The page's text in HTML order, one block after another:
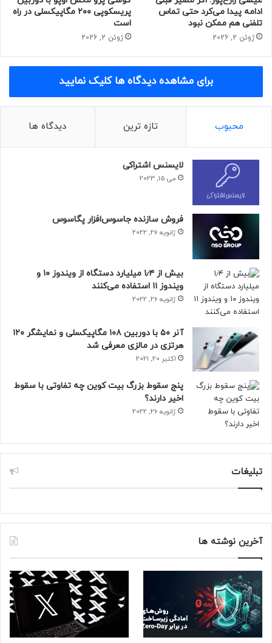
می‌رود گلکسی تب ای ۸ در ماه ژانویه یا فوریه ۲۰۲۲ (دی تا اسفند
۱۴۰۰) رونمایی شود.
ای ۸ و طراحی آن چیست؟
ادامه پیدا می‌کرد حتی تماس
تلفنی هم ممکن نبود
ژوئن 2, 2026
پریسکوپی ۲۰۰ مگاپیکسلی در راه
است
ژوئن 2, 2026
برای مشاهده دیدگاه ها کلیک نمایید
محبوب تازه ترین دیدگاه ها
لایسنس اشتراکی
می 15, 2023
فروش سازنده جاسوس‌افزار پگاسوس
ژانویه 26, 2022
بیش از ۱٫۴ میلیارد دستگاه از ویندوز ۱۰ و
ویندوز ۱۱ استفاده می‌کنند
ژانویه 26, 2022
آنر ۵۰ با دوربین ۱۰۸ مگاپیکسلی و نمایشگر ۱۲۰
هرتزی در مالزی معرفی شد
اکتبر 20, 2021
پنج سقوط بزرگ بیت کوین چه تفاوتی با سقوط
اخیر دارند؟
ژانویه 26, 2022
تبلیغات
آخرین نوشته ها